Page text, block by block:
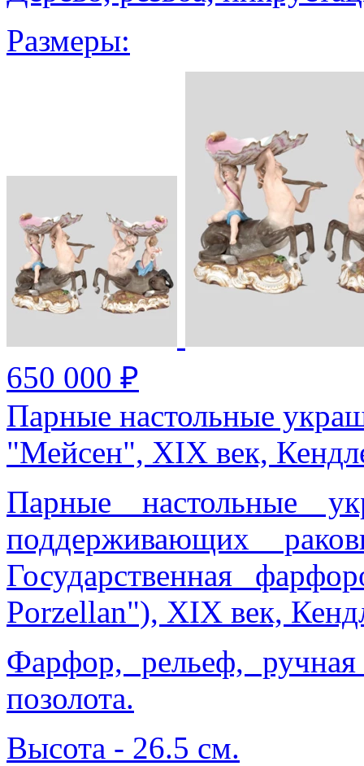
Размеры:
650 000 ₽
Парные настольные
"Мейсен", XIX век,
Парные настольные
поддерживающих
Государственная
Porzellan"), XIX век,
Фарфор, рельеф, ручная
позолота.
Высота - 26.5 см.